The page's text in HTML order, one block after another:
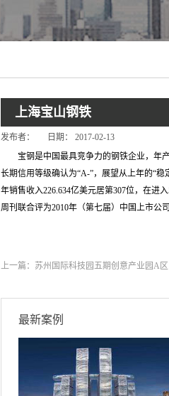
上海宝山钢铁
发布者： 日期：
2017-02-13
宝钢是中国最具竞争力的钢铁企业，年
长期信用等级确认为“A-”，展望从上年的“
年销售收入226.634亿美元居第307位，在进
周刊联合评为2010年（第七届）中国上市公
上一篇： 苏州国际科技园五期创意产业园A区
最新案例